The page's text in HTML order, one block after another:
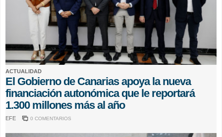
ACTUALIDAD
El Gobierno de Canarias apoya la nueva
financiación autonómica que le reportará
1.300 millones más al año
EFE 0 COMENTARIOS